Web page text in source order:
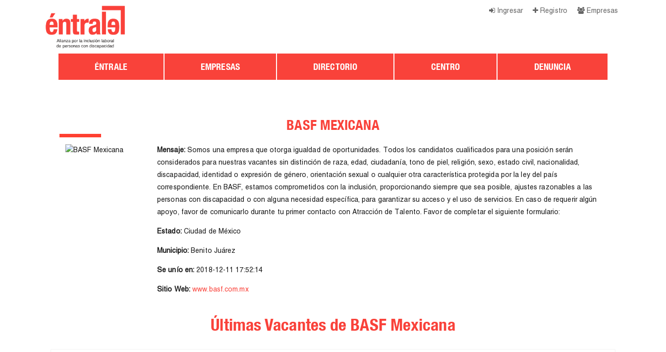
Empresas
Registro
Ingresar
ÉNTRALE EMPRESAS DIRECTORIO CENTRO DENUNCIA
BASF MEXICANA
Mensaje: Somos una empresa que otorga igualdad de oportunidades. Todos los candidatos cualificados para una posición serán
considerados para nuestras vacantes sin distinción de raza, edad, ciudadanía, tono de piel, religión, sexo, estado civil, nacionalidad,
discapacidad, identidad o expresión de género, orientación sexual o cualquier otra característica protegida por la ley del país
correspondiente. En BASF, estamos comprometidos con la inclusión, proporcionando siempre que sea posible, ajustes razonables a las
personas con discapacidad o con alguna necesidad específica, para garantizar su acceso y el uso de servicios. En caso de requerir algún
apoyo, favor de comunicarlo durante tu primer contacto con Atracción de Talento. Favor de completar el siguiente formulario:
Estado: Ciudad de México
Municipio: Benito Juárez
Se unío en: 2018-12-11 17:52:14
Sitio Web:www.basf.com.mx
Últimas Vacantes de BASF Mexicana